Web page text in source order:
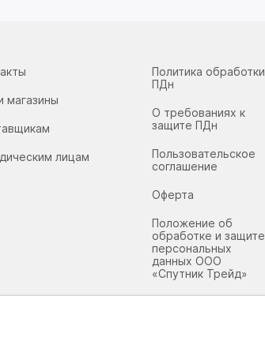
магазины
лицам
Политика обработки
ПДн
О требованиях к
защите ПДн
Пользовательское
соглашение
Оферта
Положение об
обработке и защите
персональных
данных ООО
«Спутник Трейд»